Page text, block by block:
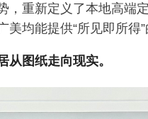
，重新定义了本地高端
美均能提供“所见即所得
从图纸走向现实。